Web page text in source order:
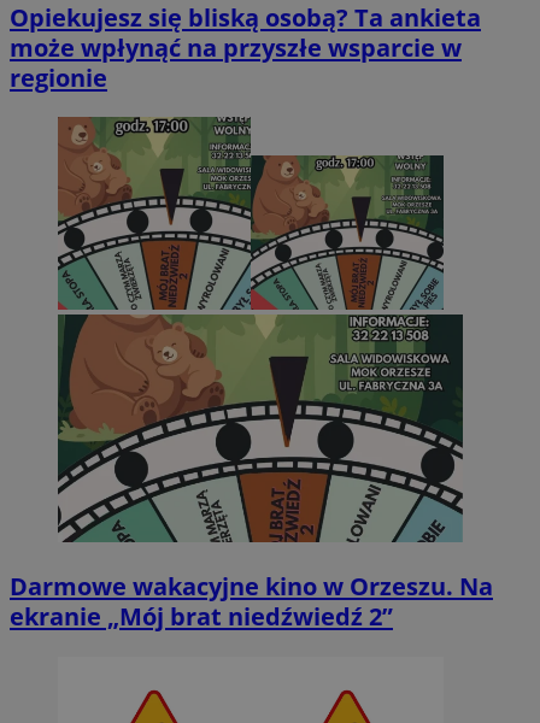
Opiekujesz się bliską osobą? Ta ankieta
może wpłynąć na przyszłe wsparcie w
regionie
Darmowe wakacyjne kino w Orzeszu. Na
ekranie „Mój brat niedźwiedź 2”